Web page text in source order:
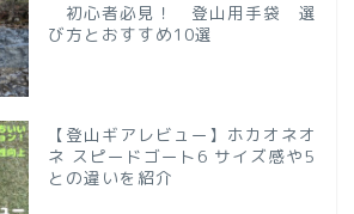
初心者必見！ 登山用手袋 選
び方とおすすめ10選
【登山ギアレビュー】ホカオネオ
ネ スピードゴート6 サイズ感や5
との違いを紹介